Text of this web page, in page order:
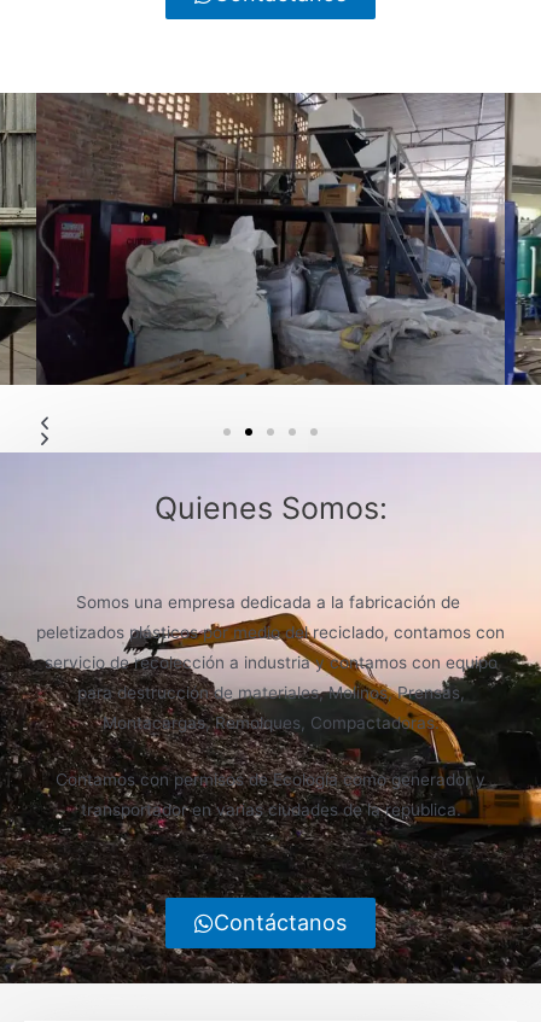
Quienes Somos:
Somos una empresa dedicada a la fabricación de
peletizados plásticos por medio del reciclado, contamos con
servicio de recolección a industria y contamos con equipo
para destrucción de materiales, Molinos, Prensas,
Montacargas, Remolques, Compactadoras.
Contamos con permisos de Ecología como generador y
transportador en varias ciudades de la republica.
Contáctanos